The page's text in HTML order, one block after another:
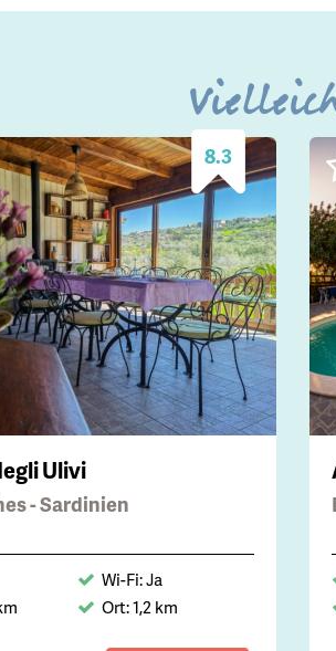
8.3
Ulivi
- Sardinien
Wi-Fi: Ja
Ort: 1,2 km